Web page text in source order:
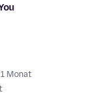
Monat